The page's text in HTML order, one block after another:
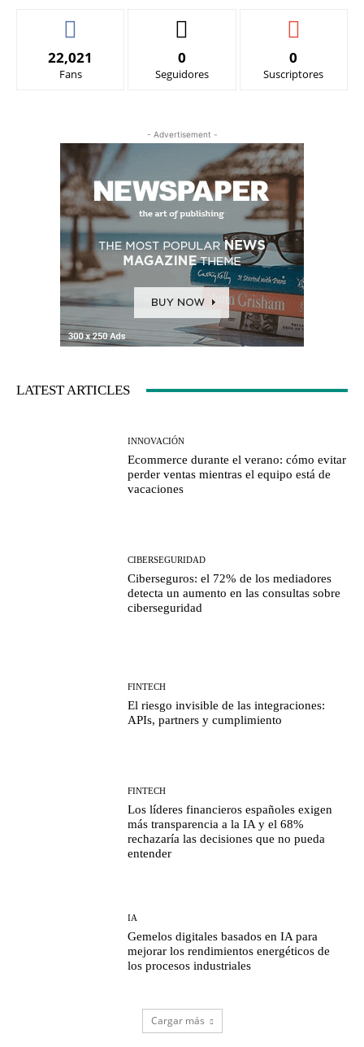
22,021
Fans
0
Seguidores
0
Suscriptores
- Advertisement -
LATEST ARTICLES
INNOVACIÓN
Ecommerce durante el verano: cómo evitar
perder ventas mientras el equipo está de
vacaciones
CIBERSEGURIDAD
Ciberseguros: el 72% de los mediadores
detecta un aumento en las consultas sobre
ciberseguridad
FINTECH
El riesgo invisible de las integraciones:
APIs, partners y cumplimiento
FINTECH
Los líderes financieros españoles exigen
más transparencia a la IA y el 68%
rechazaría las decisiones que no pueda
entender
IA
Gemelos digitales basados en IA para
mejorar los rendimientos energéticos de
los procesos industriales
Cargar más